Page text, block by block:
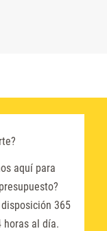
aquí para
365
horas al día.